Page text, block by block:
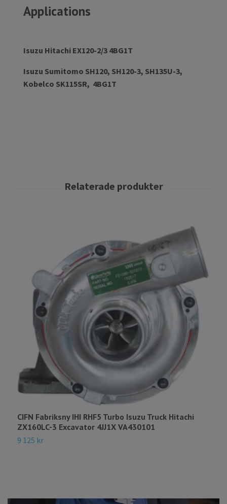
Applications
Isuzu Hitachi EX120-2/3 4BG1T
Isuzu Sumitomo SH120, SH120-3, SH135U-3,
Kobelco SK115SR, 4BG1T
CIFN Fabriksny IHI RHF5 Turbo Isuzu Truck Hitachi
ZX160LC-3 Excavator 4JJ1X VA430101
9 125 kr